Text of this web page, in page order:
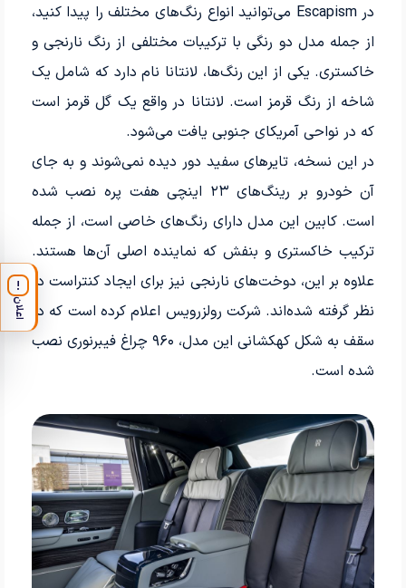
در Escapism می‌توانید انواع رنگ‌های مختلف را پیدا کنید،
از جمله مدل دو رنگی با ترکیبات مختلفی از رنگ نارنجی و
خاکستری. یکی از این رنگ‌ها، لانتانا نام دارد که شامل یک
شاخه از رنگ قرمز است. لانتانا در واقع یک گل قرمز است
که در نواحی آمریکای جنوبی یافت می‌شود.
در این نسخه، تایرهای سفید دور دیده نمی‌شوند و به جای
آن خودرو بر رینگ‌های ۲۳ اینچی هفت پره نصب شده
است. کابین این مدل دارای رنگ‌های خاصی است، از جمله
ترکیب خاکستری و بنفش که نماینده اصلی آن‌ها هستند.
علاوه بر این، دوخت‌های نارنجی نیز برای ایجاد کنتراست در
نظر گرفته شده‌اند. شرکت رولزرویس اعلام کرده است که در
سقف به شکل کهکشانی این مدل، ۹۶۰ چراغ فیبرنوری نصب
شده است.
!
اعلان